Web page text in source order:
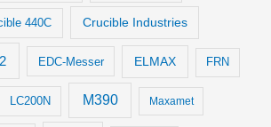
440C Crucible Industries
EDC-Messer ELMAX FRN
LC200N M390 Maxamet